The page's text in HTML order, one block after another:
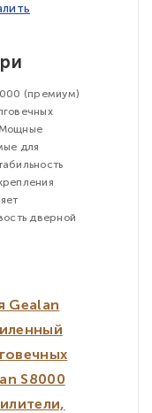
(премиум)
для
дверной
Gealan
S8000